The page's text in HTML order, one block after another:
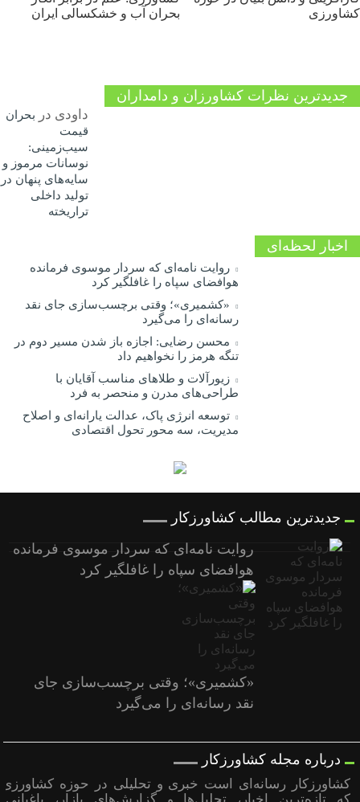
جدیدترین نظرات کشاورزان و دامداران
داودی در
بحران
قیمت
سیب‌زمینی:
نوسانات مرموز و
سایه‌های پنهان در
تولید داخلی
تراریخته
اخبار لحظه‌ای
روایت نامه‌ای که سردار موسوی فرمانده
هوافضای سپاه را غافلگیر کرد
«کشمیری»؛ وقتی برچسب‌سازی جای نقد
رسانه‌ای را می‌گیرد
محسن رضایی: اجازه باز شدن مسیر دوم در
تنگه هرمز را نخواهیم داد
زیورآلات و طلاهای مناسب آقایان با
طراحی‌های مدرن و منحصر به فرد
توسعه انرژی پاک، عدالت یارانه‌ای و اصلاح
مدیریت، سه محور تحول اقتصادی
جدیدترین مطالب کشاورزکار
روایت نامه‌ای که سردار موسوی فرمانده
هوافضای سپاه را غافلگیر کرد
«کشمیری»؛ وقتی برچسب‌سازی جای
نقد رسانه‌ای را می‌گیرد
درباره مجله کشاورزکار
کشاورزکار رسانه‌ای است خبری و تحلیلی در حوزه کشاورزی
که تازه‌ترین اخبار، تحلیل‌ها و گزارش‌های بازار، باغبانی،